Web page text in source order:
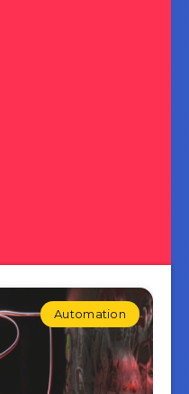
Automation